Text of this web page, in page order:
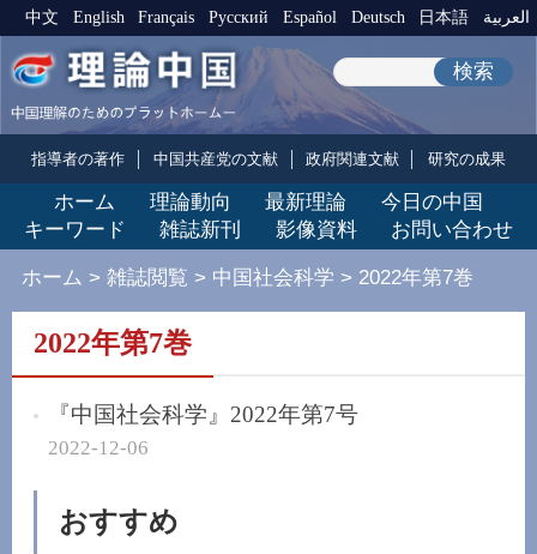
中文 English Français Pусский Español Deutsch 日本語 العربية
検索
指導者の著作 中国共産党の文献 政府関連文献 研究の成果
ホーム 理論動向 最新理論
今日の中国
キーワード
雑誌新刊 影像資料 お問い合わせ
ホーム > 雑誌閲覧 > 中国社会科学 > 2022年第7巻
2022年第7巻
『中国社会科学』2022年第7号
2022-12-06
おすすめ